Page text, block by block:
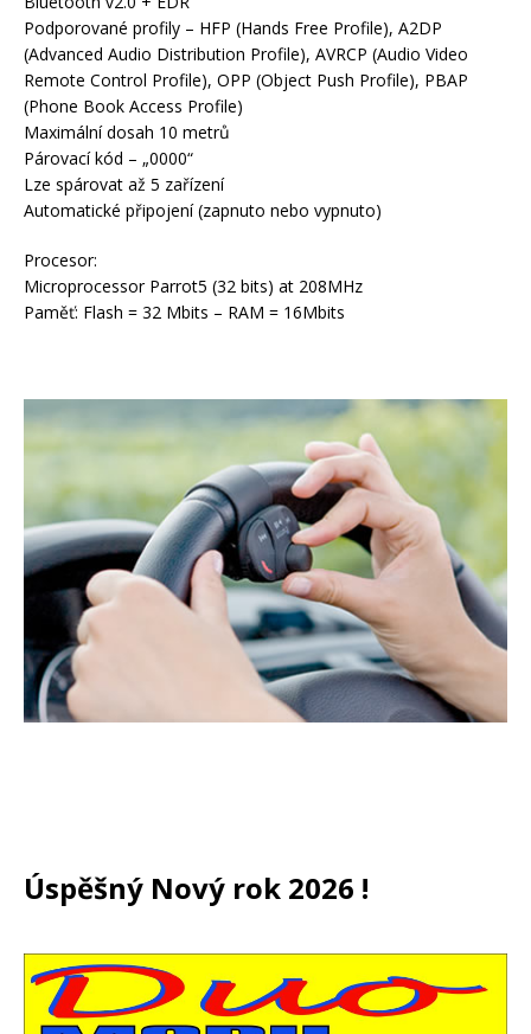
Podporované profily – HFP (Hands Free Profile), A2DP
(Advanced Audio Distribution Profile), AVRCP (Audio Video
Remote Control Profile), OPP (Object Push Profile), PBAP
(Phone Book Access Profile)
Maximální dosah 10 metrů
Párovací kód – „0000“
Lze spárovat až 5 zařízení
Automatické připojení (zapnuto nebo vypnuto)
Procesor:
Microprocessor Parrot5 (32 bits) at 208MHz
Paměť: Flash = 32 Mbits – RAM = 16Mbits
Úspěšný Nový rok 2026 !